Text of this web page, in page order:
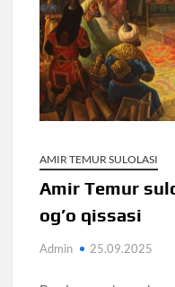
AMIR TEMUR SULOLASI
Amir Temur
og’o qissasi
Admin 25.09.2025